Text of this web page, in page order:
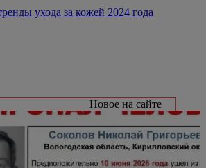
ухода за кожей 2024 года
Новое на сайте